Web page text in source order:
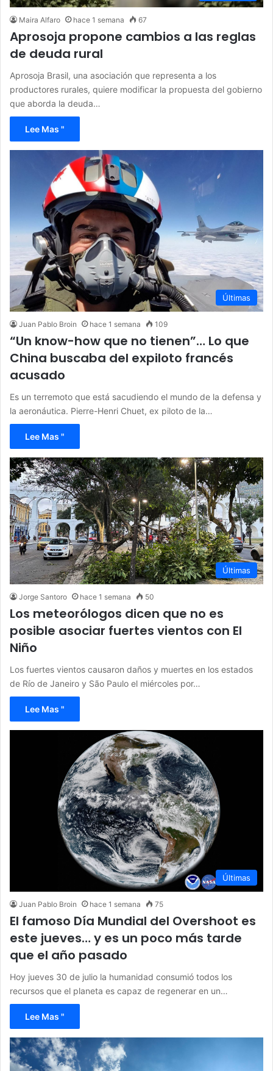
Maira Alfaro hace 1 semana 67
Aprosoja propone cambios a las reglas
de deuda rural
Aprosoja Brasil, una asociación que representa a los
productores rurales, quiere modificar la propuesta del gobierno
que aborda la deuda…
Lee Mas "
Últimas
Juan Pablo Broin hace 1 semana 109
“Un know-how que no tienen”… Lo que
China buscaba del expiloto francés
acusado
Es un terremoto que está sacudiendo el mundo de la defensa y
la aeronáutica. Pierre-Henri Chuet, ex piloto de la…
Lee Mas "
Últimas
Jorge Santoro hace 1 semana 50
Los meteorólogos dicen que no es
posible asociar fuertes vientos con El
Niño
Los fuertes vientos causaron daños y muertes en los estados
de Río de Janeiro y São Paulo el miércoles por…
Lee Mas "
Últimas
Juan Pablo Broin hace 1 semana 75
El famoso Día Mundial del Overshoot es
este jueves… y es un poco más tarde
que el año pasado
Hoy jueves 30 de julio la humanidad consumió todos los
recursos que el planeta es capaz de regenerar en un…
Lee Mas "